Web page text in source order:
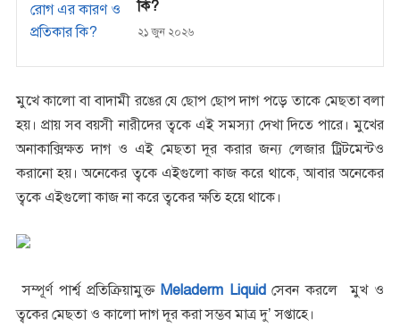
কি?
২১ জুন ২০২৬
মুখে কালো বা বাদামী রঙের যে ছোপ ছোপ দাগ পড়ে তাকে মেছতা বলা
হয়। প্রায় সব বয়সী নারীদের ত্বকে এই সমস্যা দেখা দিতে পারে। মুখের
অনাকাক্সিক্ষত দাগ ও এই মেছতা দূর করার জন্য লেজার ট্রিটমেন্টও
করানো হয়। অনেকের ত্বকে এইগুলো কাজ করে থাকে, আবার অনেকের
ত্বকে এইগুলো কাজ না করে ত্বকের ক্ষতি হয়ে থাকে।
সম্পূর্ণ পার্শ্ব প্রতিক্রিয়ামুক্ত Meladerm Liquidসেবন করলে মুখ ও
ত্বকের মেছতা ও কালো দাগ দূর করা সম্ভব মাত্র দু’ সপ্তাহে।